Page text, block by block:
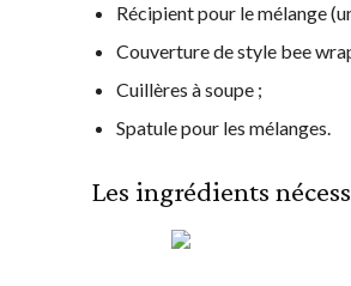
Récipient pour le mélange
Couverture de style bee
Cuillères à soupe ;
Spatule pour les mélanges.
Les ingrédients